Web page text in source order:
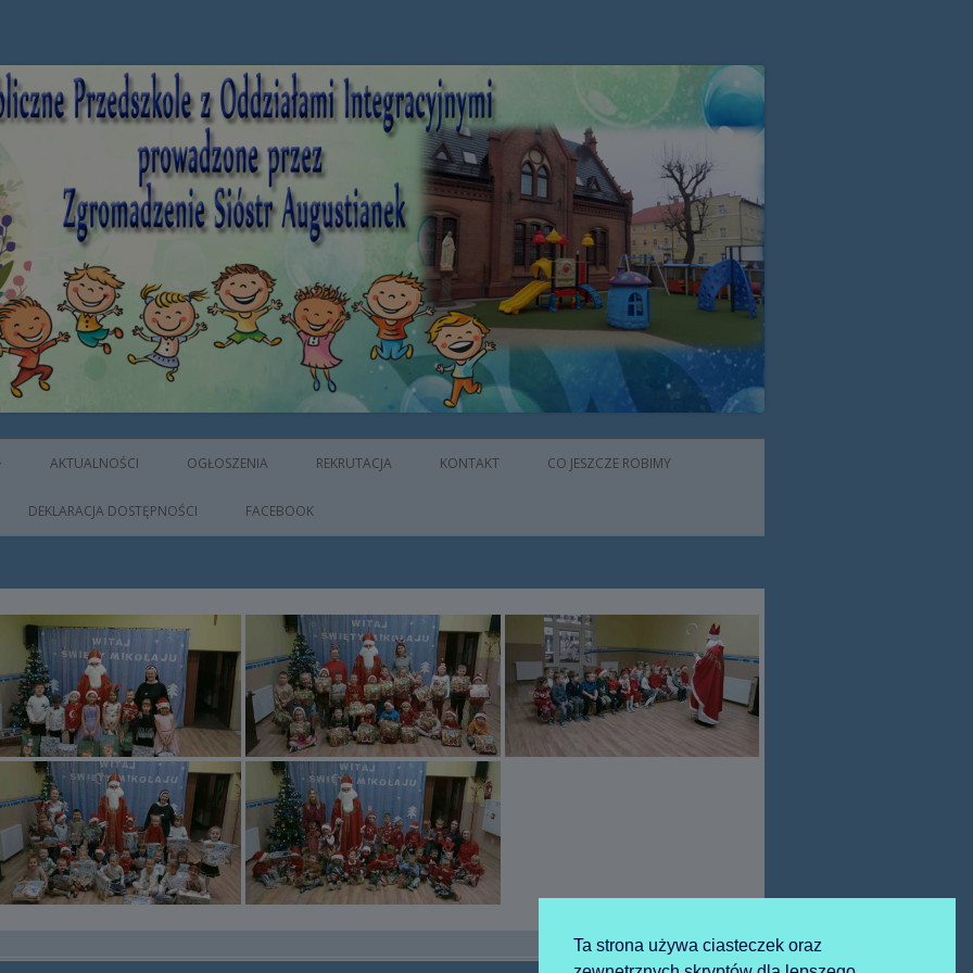
Oddziałami Integracyjnymi prowadzone przez Zgromadzenie Sióstr
AKTUALNOŚCI OGŁOSZENIA REKRUTACJA KONTAKT CO JESZCZE ROBIMY
DEKLARACJA DOSTĘPNOŚCI FACEBOOK
Ta strona używa ciasteczek oraz